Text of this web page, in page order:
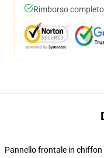
Rimborso
Pannello frontale in